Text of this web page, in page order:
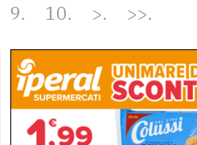
9
10 > >>